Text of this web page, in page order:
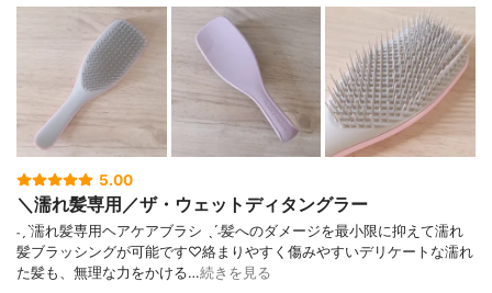
5.00
＼濡れ髪専用／ザ・ウェットディタングラー
˗ˏˋ濡れ髪専用ヘアケアブラシ ˎˊ˗髪へのダメージを最小限に抑えて濡れ
髪ブラッシングが可能です♡絡まりやすく傷みやすいデリケートな濡れ
た髪も、無理な力をかける…続きを見る